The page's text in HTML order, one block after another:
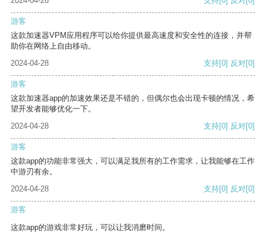
游客
这款加速器VPM应用程序可以给你提供最高速度和安全性的连接，并帮
助你在网络上自由移动。
2024-04-28
支持[0] 反对[0]
游客
这款加速器app的加速效果还是不错的，但偶尔也会出现卡顿的情况，希
望开发者能够优化一下。
2024-04-28
支持[0] 反对[0]
游客
这款app的功能非常强大，可以满足我所有的工作需求，让我能够在工作
中游刃有余。
2024-04-28
支持[0] 反对[0]
游客
这款app的游戏非常好玩，可以让我消磨时间。